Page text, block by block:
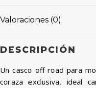
Valoraciones (0)
DESCRIPCIÓN
Un casco off road para
coraza exclusiva, ideal